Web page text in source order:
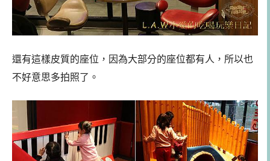
還有這樣皮質的座位，因為大部分的座位都有人，所以也
不好意思多拍照了。